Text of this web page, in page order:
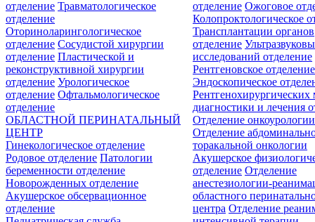
отделение Травматологическое
отделение
Оториноларингологическое
отделение Сосудистой хирургии
отделение Пластической и
реконструктивной хирургии
отделение Урологическое
отделение Офтальмологическое
отделение
отделение Ожоговое
Колопроктологическое
Трансплантации органов
отделение
исследований отделение
Рентгеновское отделение
Эндоскопическое
Рентгенохирургических
диагностики и лечения
Отделение онкоурологии
Отделение
торакальной онкологии
ОБЛАСТНОЙ ПЕРИНАТАЛЬНЫЙ
ЦЕНТР
Гинекологическое отделение
Родовое отделение Патологии
беременности отделение
Новорожденных отделение
Акушерское обсервационное
отделение
Акушерское
отделение Отделение
анестезиологии-
областного
центра Отделение